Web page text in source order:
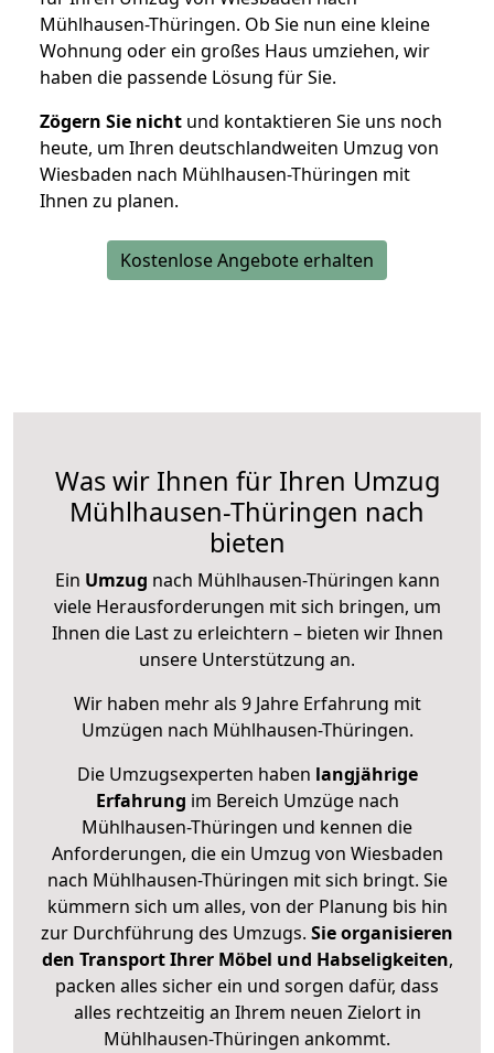
Mühlhausen-Thüringen. Ob Sie nun eine kleine
Wohnung oder ein großes Haus umziehen, wir
haben die passende Lösung für Sie.
Zögern Sie nicht und kontaktieren Sie uns noch
heute, um Ihren deutschlandweiten Umzug von
Wiesbaden nach Mühlhausen-Thüringen mit
Ihnen zu planen.
Kostenlose Angebote erhalten
Was wir Ihnen für Ihren Umzug
Mühlhausen-Thüringen nach
bieten
Ein Umzug nach Mühlhausen-Thüringen kann
viele Herausforderungen mit sich bringen, um
Ihnen die Last zu erleichtern – bieten wir Ihnen
unsere Unterstützung an.
Wir haben mehr als 9 Jahre Erfahrung mit
Umzügen nach Mühlhausen-Thüringen.
Die Umzugsexperten haben langjährige
Erfahrung im Bereich Umzüge nach
Mühlhausen-Thüringen und kennen die
Anforderungen, die ein Umzug von Wiesbaden
nach Mühlhausen-Thüringen mit sich bringt. Sie
kümmern sich um alles, von der Planung bis hin
zur Durchführung des Umzugs. Sie organisieren
den Transport Ihrer Möbel und Habseligkeiten,
packen alles sicher ein und sorgen dafür, dass
alles rechtzeitig an Ihrem neuen Zielort in
Mühlhausen-Thüringen ankommt.